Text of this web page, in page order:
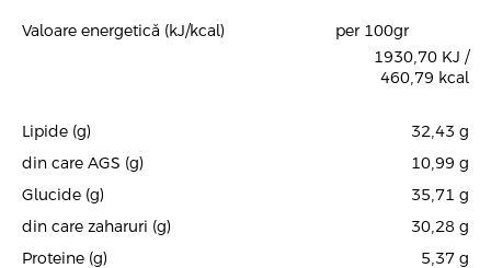
Valoare energetică (kJ/kcal)
per 100gr
1930,70 KJ /
460,79 kcal
Lipide (g) 32,43 g
din care AGS (g)
10,99 g
Glucide (g)
35,71 g
din care zaharuri (g)
30,28 g
Proteine (g)
5,37g